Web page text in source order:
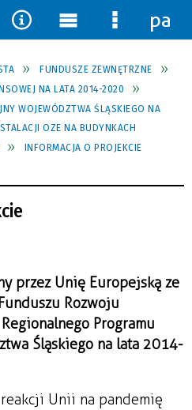
FUNDUSZE ZEWNĘTRZNE
NA LATA 2014-2020
WOJEWÓDZTWA ŚLĄSKIEGO NA
OZE NA BUDYNKACH
INFORMACJA O PROJEKCIE
przez Unię Europejską ze
Rozwoju
Programu
Śląskiego na lata 2014-
Unii na pandemię
Narzędzia
Menu
główne
Menu